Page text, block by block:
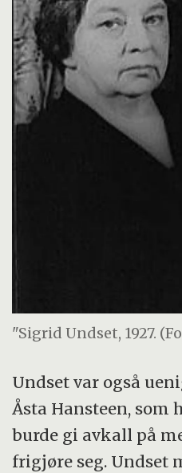
"Sigrid Undset, 1927.
Undset var også
Åsta Hansteen, som
burde gi avkall på
frigjøre seg. Undset